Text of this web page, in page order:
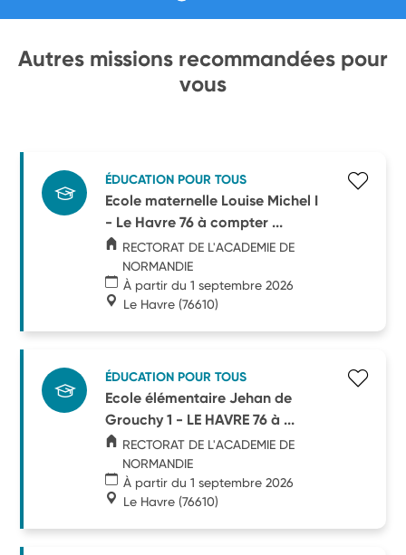
Autres missions recommandées pour
vous
ÉDUCATION POUR TOUS
Ecole maternelle Louise Michel I
- Le Havre 76 à compter ...
RECTORAT DE L'ACADEMIE DE
NORMANDIE
À partir du 1 septembre 2026
Le Havre (76610)
ÉDUCATION POUR TOUS
Ecole élémentaire Jehan de
Grouchy 1 - LE HAVRE 76 à ...
RECTORAT DE L'ACADEMIE DE
NORMANDIE
À partir du 1 septembre 2026
Le Havre (76610)